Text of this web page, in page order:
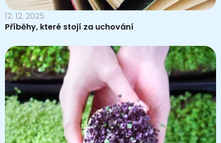
12. 12. 2025
Příběhy, které stojí za uchování